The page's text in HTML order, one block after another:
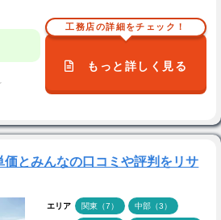
工務店の詳細をチェック！
もっと詳しく見る
価とみんなの口コミや評判をリサ
エリア 関東（7） 中部（3）